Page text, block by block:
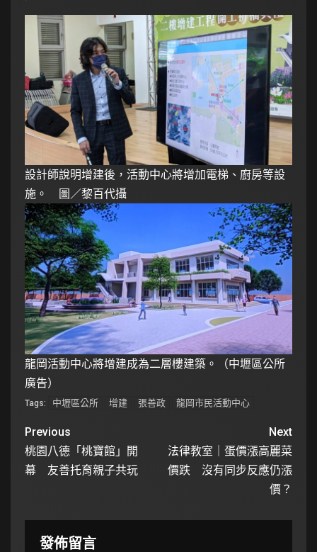
設計師說明增建後，活動中心將增加電梯、廚房等設
施。 圖／黎百代攝
龍岡活動中心將增建成為二層樓建築。（中壢區公所
廣告）
Tags: 中壢區公所 增建 張善政 龍岡市民活動中心
Previous
桃園八德「桃寶館」開
幕 友善托育親子共玩
Next
法律教室｜蛋價漲高麗菜
價跌 沒有同步反應仍漲
價？
發佈留言